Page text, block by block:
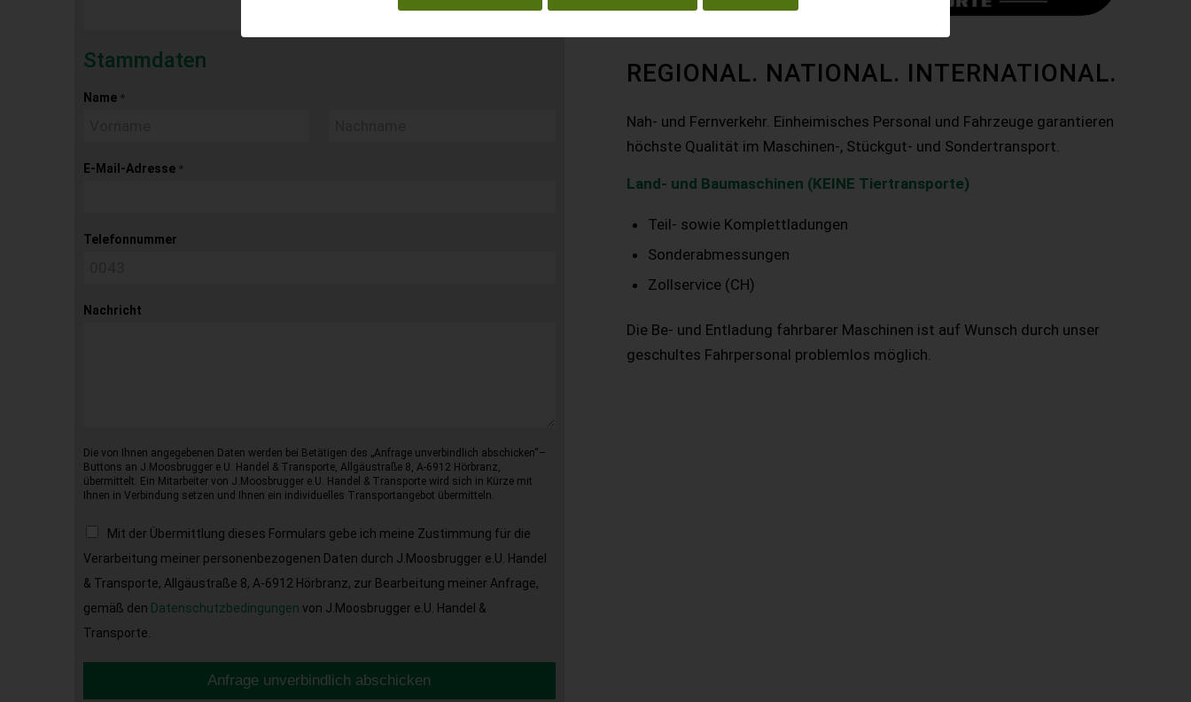
Stammdaten
Name *
E-Mail-Adresse *
Telefonnummer
Nachricht
Die von Ihnen angegebenen Daten werden bei Betätigen des „Anfrage unverbindlich abschicken“–
Buttons an J.Moosbrugger e.U. Handel & Transporte, Allgäustraße 8, A-6912 Hörbranz,
übermittelt. Ein Mitarbeiter von J.Moosbrugger e.U. Handel & Transporte wird sich in Kürze mit
Ihnen in Verbindung setzen und Ihnen ein individuelles Transportangebot übermitteln.
Mit der Übermittlung dieses Formulars gebe ich meine Zustimmung für die
Verarbeitung meiner personenbezogenen Daten durch J.Moosbrugger e.U. Handel
& Transporte, Allgäustraße 8, A-6912 Hörbranz, zur Bearbeitung meiner Anfrage,
gemäß den Datenschutzbedingungen von J.Moosbrugger e.U. Handel &
Transporte.
Anfrage unverbindlich abschicken
REGIONAL. NATIONAL. INTERNATIONAL.
Nah- und Fernverkehr. Einheimisches Personal und Fahrzeuge garantieren
höchste Qualität im Maschinen-, Stückgut- und Sondertransport.
Land- und Baumaschinen (KEINE Tiertransporte)
Teil- sowie Komplettladungen
Sonderabmessungen
Zollservice (CH)
Die Be- und Entladung fahrbarer Maschinen ist auf Wunsch durch unser
geschultes Fahrpersonal problemlos möglich.